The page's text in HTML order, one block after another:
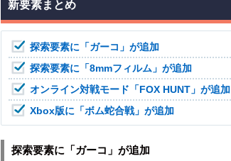
新要素まとめ
探索要素に「ガーコ」が追加
探索要素に「8mmフィルム」が追加
オンライン対戦モード「FOX HUNT」が追加
Xbox版に「ボム蛇合戦」が追加
探索要素に「ガーコ」が追加